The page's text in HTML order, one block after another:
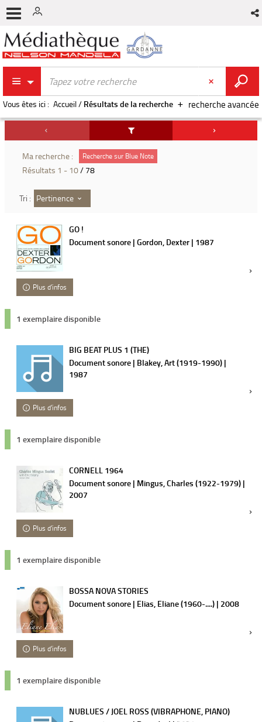
recherche avancée
Vous êtes ici : Accueil/ Résultats de la recherche
Ma recherche : Recherche sur Blue Note
Résultats 1 - 10/ 78
Tri : Pertinence
GO !
Document sonore | Gordon, Dexter | 1987
Plus d'infos
1 exemplaire disponible
BIG BEAT PLUS 1 (THE)
Document sonore | Blakey, Art (1919-1990) |
1987
Plus d'infos
1 exemplaire disponible
CORNELL 1964
Document sonore | Mingus, Charles (1922-1979) |
2007
Plus d'infos
1 exemplaire disponible
BOSSA NOVA STORIES
Document sonore | Elias, Eliane (1960-....) | 2008
Plus d'infos
1 exemplaire disponible
NUBLUES / JOEL ROSS (VIBRAPHONE, PIANO)